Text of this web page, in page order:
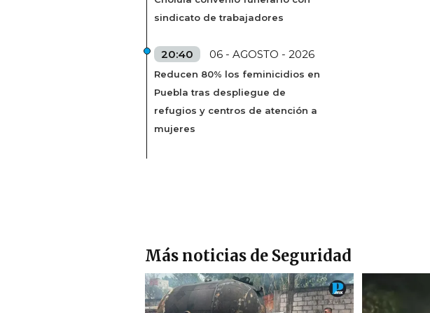
sindicato de trabajadores
20:40 06 - AGOSTO - 2026
Reducen 80% los feminicidios en
Puebla tras despliegue de
refugios y centros de atención a
mujeres
Más noticias de Seguridad